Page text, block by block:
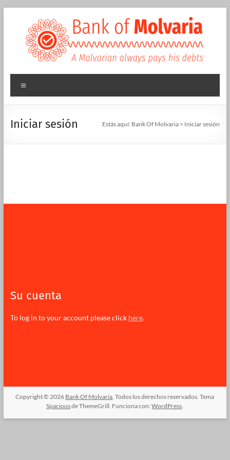
Iniciar sesión Estás aquí: Bank Of Molvaria > Iniciar sesión
Su cuenta
To log in to your account please click here.
Copyright © 2026 Bank Of Molvaria. Todos los derechos reservados. Tema
Spaciousde ThemeGrill. Funciona con:WordPress.